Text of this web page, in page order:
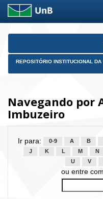
Skip
REPOSITÓRIO INSTITUCIONAL DA
Navegando por
Imbuzeiro
Ir para: 0-9 A B
J
K L M N
U
V
ou entre